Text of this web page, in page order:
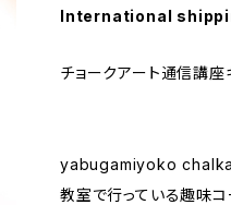
International
チョークアート通信講
yabugamiyoko chalkart
教室で行っている趣味